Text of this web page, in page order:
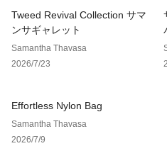
Tweed Revival Collection サマ
ンサギャレット
Samantha Thavasa
2026/7/23
Effortless Nylon Bag
Samantha Thavasa
2026/7/9